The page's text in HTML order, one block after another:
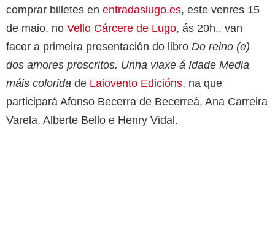
comprar billetes en entradaslugo.es, este venres 15
de maio, no Vello Cárcere de Lugo, ás 20h., van
facer a primeira presentación do libro Do reino (e)
dos amores proscritos. Unha viaxe á Idade Media
máis colorida de Laiovento Edicións, na que
participará Afonso Becerra de Becerreá, Ana Carreira
Varela, Alberte Bello e Henry Vidal.